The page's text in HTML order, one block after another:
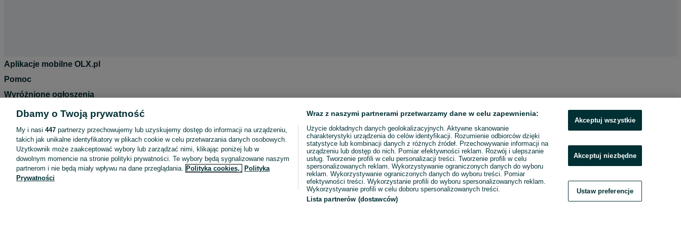
Aplikacje mobilne OLX.pl
Pomoc
Wyróżnione ogłoszenia
Oferta dla firm
Regulamin
Polityka prywatności
Reklama
Dbamy o Twoją prywatność
My i nasi 447 partnerzy przechowujemy lub uzyskujemy dostęp do informacji na urządzeniu,
takich jak unikalne identyfikatory w plikach cookie w celu przetwarzania danych osobowych.
Użytkownik może zaakceptować wybory lub zarządzać nimi, klikając poniżej lub w
dowolnym momencie na stronie polityki prywatności. Te wybory będą sygnalizowane naszym
partnerom i nie będą miały wpływu na dane przeglądania. Polityka cookies,
Polityka
Prywatności
Wraz z naszymi partnerami przetwarzamy dane w celu zapewnienia:
Użycie dokładnych danych geolokalizacyjnych. Aktywne skanowanie
charakterystyki urządzenia do celów identyfikacji. Rozumienie odbiorców dzięki
statystyce lub kombinacji danych z różnych źródeł. Przechowywanie informacji na
urządzeniu lub dostęp do nich. Pomiar efektywności reklam. Rozwój i ulepszanie
usług. Tworzenie profili w celu personalizacji treści. Tworzenie profili w celu
spersonalizowanych reklam. Wykorzystywanie ograniczonych danych do wyboru
reklam. Wykorzystywanie ograniczonych danych do wyboru treści. Pomiar
efektywności treści. Wykorzystanie profili do wyboru spersonalizowanych reklam.
Wykorzystywanie profili w celu doboru spersonalizowanych treści.
Lista partnerów (dostawców)
Akceptuj wszystkie
Akceptuj niezbędne
Ustaw preferencje